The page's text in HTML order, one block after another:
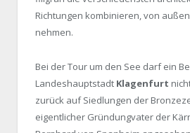
Richtungen kombinieren, von
nehmen.
Bei der Tour um den See darf ein
Landeshauptstadt Klagenfurt
zurück auf Siedlungen der
eigentlicher Gründungvater der